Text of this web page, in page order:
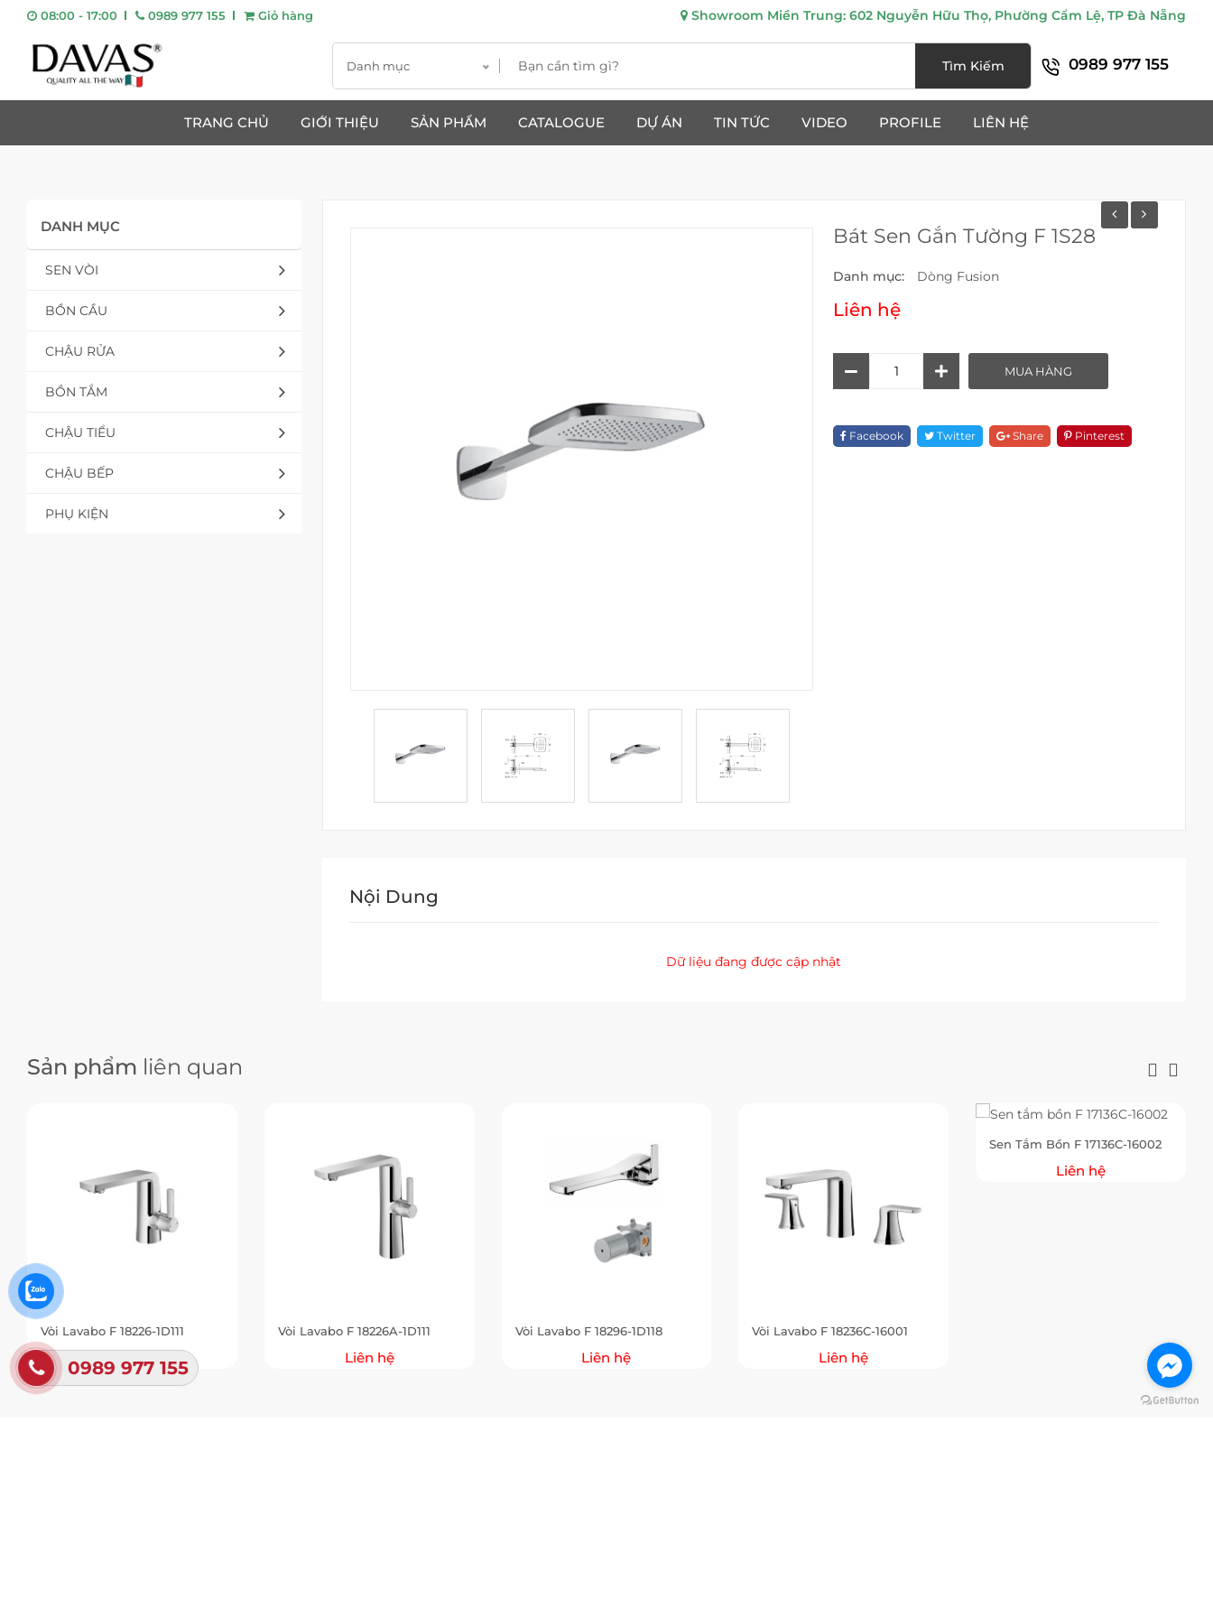
08:00 - 17:00 0989 977 155 Giỏ hàng Showroom Miền Trung: 602 Nguyễn Hữu Thọ, Phường Cẩm Lệ, TP Đà Nẵng
Danh mục Tìm Kiếm 0989 977 155
TRANG CHỦ GIỚI THIỆU SẢN PHẨM CATALOGUE DỰ ÁN TIN TỨC VIDEO PROFILE LIÊN HỆ
DANH MỤC
SEN VÒI
BỒN CẦU
CHẬU RỬA
BỒN TẮM
CHẬU TIỂU
CHẬU BẾP
PHỤ KIỆN
Bát Sen Gắn Tường F 1S28
Danh mục: Dòng Fusion
Liên hệ
Tường
F
MUA HÀNG
Facebook Twitter Share Pinterest
Nội Dung
Dữ liệu đang được cập nhật
Sản phẩm liên quan
Vòi Lavabo F 18226-1D111
Liên hệ
Vòi Lavabo F 18226A-1D111
Liên hệ
Vòi Lavabo F 18296-1D118
Liên hệ
Vòi Lavabo F 18236C-16001
Liên hệ
Sen Tắm Bồn F 17136C-16002
Liên hệ
0989 977 155